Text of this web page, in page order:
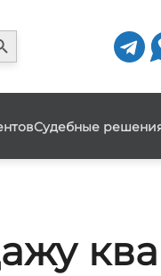
Судебные